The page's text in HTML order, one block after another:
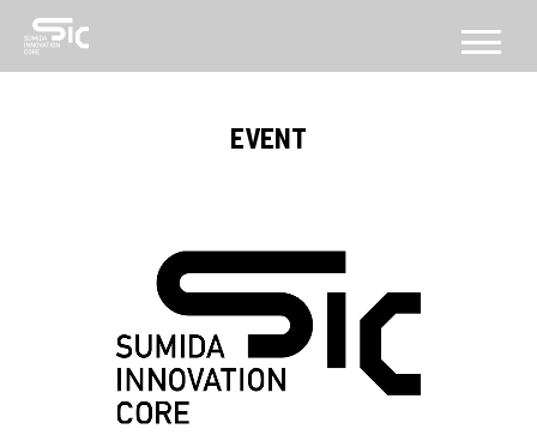
CONCEPT
コンセプト
SICについて
FACILITY
EVENT